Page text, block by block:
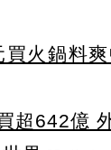
火鍋料
超642億